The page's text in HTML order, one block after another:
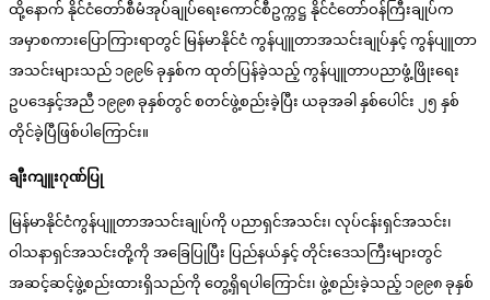
ထို့နောက် နိုင်ငံတော်စီမံအုပ်ချုပ်ရေးကောင်စီဥက္ကဋ္ဌ နိုင်ငံတော်ဝန်ကြီးချုပ်က
အမှာစကားပြောကြားရာတွင် မြန်မာနိုင်ငံ ကွန်ပျူတာအသင်းချုပ်နှင့် ကွန်ပျူတာ
အသင်းများသည် ၁၉၉၆ ခုနှစ်က ထုတ်ပြန်ခဲ့သည့် ကွန်ပျူတာပညာဖွံ့ဖြိုးရေး
ဥပဒေနှင့်အညီ ၁၉၉၈ ခုနှစ်တွင် စတင်ဖွဲ့စည်းခဲ့ပြီး ယခုအခါ နှစ်ပေါင်း ၂၅ နှစ်
တိုင်ခဲ့ပြီဖြစ်ပါကြောင်း။
ချီးကျူးဂုဏ်ပြု
မြန်မာနိုင်ငံကွန်ပျူတာအသင်းချုပ်ကို ပညာရှင်အသင်း၊ လုပ်ငန်းရှင်အသင်း၊
ဝါသနာရှင်အသင်းတို့ကို အခြေပြုပြီး ပြည်နယ်နှင့် တိုင်းဒေသကြီးများတွင်
အဆင့်ဆင့်ဖွဲ့စည်းထားရှိသည်ကို တွေ့ရှိရပါကြောင်း၊ ဖွဲ့စည်းခဲ့သည့် ၁၉၉၈ ခုနှစ်